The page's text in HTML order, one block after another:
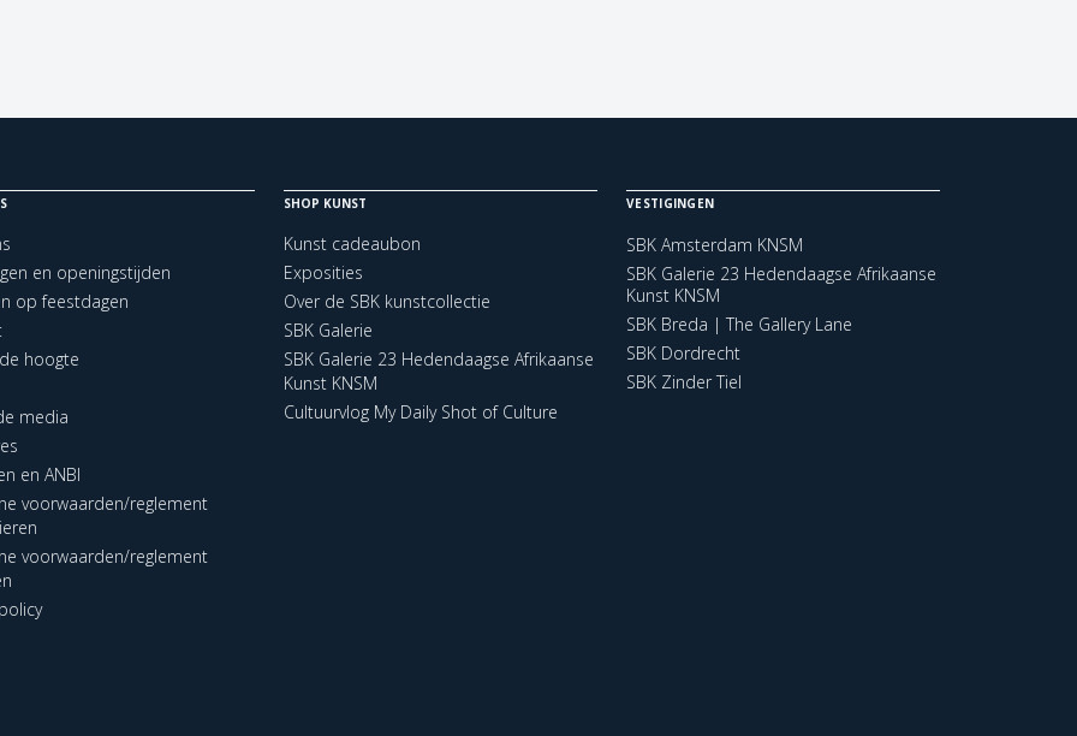
en openingstijden
op feestdagen
hoogte
media
en ANBI
voorwaarden/reglement
voorwaarden/reglement
SHOP KUNST
Kunst cadeaubon
Exposities
Over de SBK kunstcollectie
SBK Galerie
SBK Galerie 23 Hedendaagse Afrikaanse
Kunst KNSM
Cultuurvlog My Daily Shot of Culture
VESTIGINGEN
SBK Amsterdam KNSM
SBK Galerie 23 Hedendaagse Afrikaanse
Kunst KNSM
SBK Breda | The Gallery Lane
SBK Dordrecht
SBK Zinder Tiel